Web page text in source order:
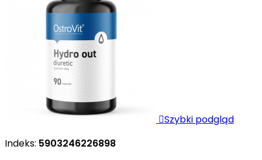
Szybki podgląd
Indeks: 5903246226898